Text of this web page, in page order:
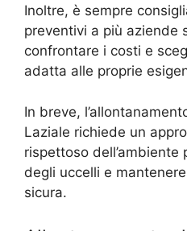
Inoltre, è sempre
preventivi a più aziende
confrontare i costi e
adatta alle proprie
In breve,
Laziale richiede un
rispettoso dell’ambiente
degli uccelli e
sicura.